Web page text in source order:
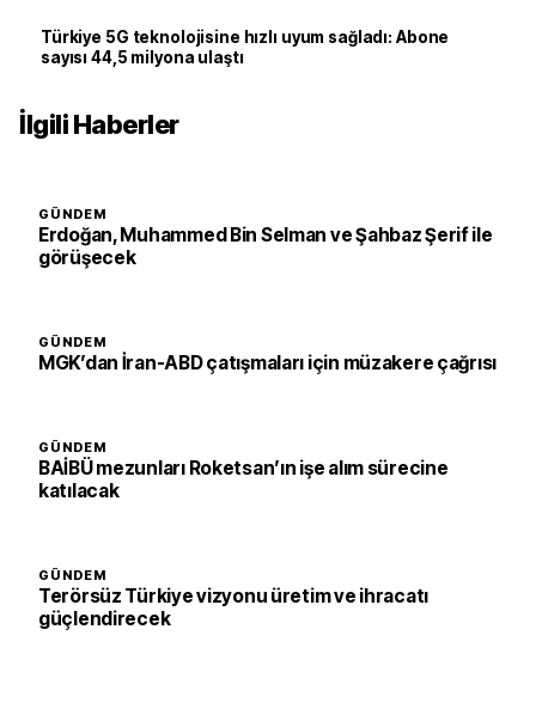
Türkiye 5G teknolojisine hızlı uyum sağladı: Abone
sayısı 44,5 milyona ulaştı
İlgili Haberler
GÜNDEM
Erdoğan, Muhammed Bin Selman ve Şahbaz Şerif ile
görüşecek
GÜNDEM
MGK’dan İran-ABD çatışmaları için müzakere çağrısı
GÜNDEM
BAİBÜ mezunları Roketsan’ın işe alım sürecine
katılacak
GÜNDEM
Terörsüz Türkiye vizyonu üretim ve ihracatı
güçlendirecek